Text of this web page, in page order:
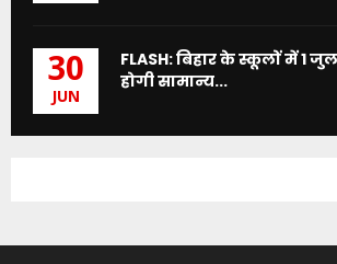
30
JUN
FLASH: बिहार के स्कूलों में 1
होगी सामान्य...